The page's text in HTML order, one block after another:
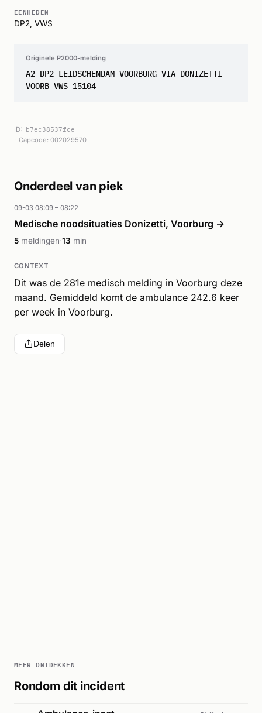
EENHEDEN
DP2, VWS
Originele P2000-melding
A2 DP2 LEIDSCHENDAM-VOORBURG VIA DONIZETTI
VOORB VWS 15104
ID: b7ec38537fce
Capcode: 002029570
Onderdeel van piek
09-03 08:09 – 08:22
Medische noodsituaties Donizetti, Voorburg →
5 meldingen·13 min
CONTEXT
Dit was de 281e medisch melding in Voorburg deze
maand. Gemiddeld komt de ambulance 242.6 keer
per week in Voorburg.
Delen
MEER ONTDEKKEN
Rondom dit incident